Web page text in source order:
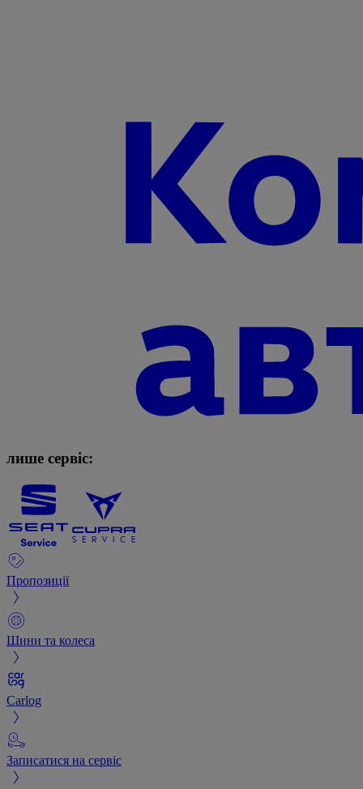
лише сервіс:
Пропозиції
Шини та колеса
Carlog
Записатися на сервіс